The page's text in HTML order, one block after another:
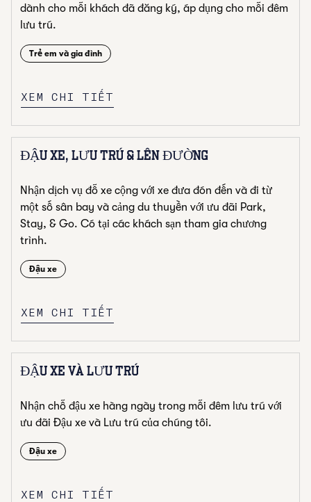
dành cho mỗi khách đã đăng ký, áp dụng cho mỗi đêm
lưu trú.
Trẻ em và gia đình
XEM CHI TIẾT
ĐẬU XE, LƯU TRÚ & LÊN ĐƯỜNG
Nhận dịch vụ đỗ xe cộng với xe đưa đón đến và đi từ
một số sân bay và cảng du thuyền với ưu đãi Park,
Stay, & Go. Có tại các khách sạn tham gia chương
trình.
Đậu xe
XEM CHI TIẾT
ĐẬU XE VÀ LƯU TRÚ
Nhận chỗ đậu xe hàng ngày trong mỗi đêm lưu trú với
ưu đãi Đậu xe và Lưu trú của chúng tôi.
Đậu xe
XEM CHI TIẾT